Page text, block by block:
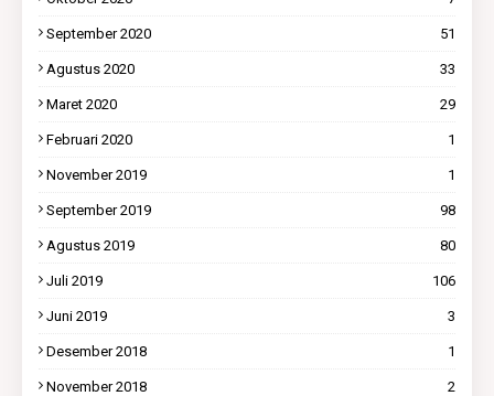
September 2020 51
Agustus 2020 33
Maret 2020 29
Februari 2020 1
November 2019 1
September 2019 98
Agustus 2019 80
Juli 2019 106
Juni 2019 3
Desember 2018 1
November 2018 2